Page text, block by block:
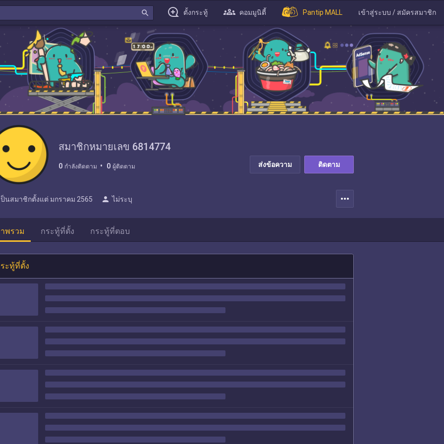
search ตั้งกระทู้ คอมมูนิตี้ Pantip MALL เข้าสู่ระบบ / สมัครสมาชิก
สมาชิกหมายเลข 6814774
0 กำลังติดตาม 0 ผู้ติดตาม ส่งข้อความ ติดตาม
ป็นสมาชิกตั้งแต่ มกราคม 2565 person ไม่ระบุ more_horiz
พรวม กระทู้ที่ตั้ง กระทู้ที่ตอบ
ะทู้ที่ตั้ง